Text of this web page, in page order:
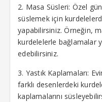
giris
Forum
escort
2. Masa Süsleri: Özel
süslemek için
yapabilirsiniz. Örneğin,
kurdelelerle bağlamalar
edebilirsiniz.
3. Yastık Kaplamaları:
farklı desenlerdeki
kaplamalarını